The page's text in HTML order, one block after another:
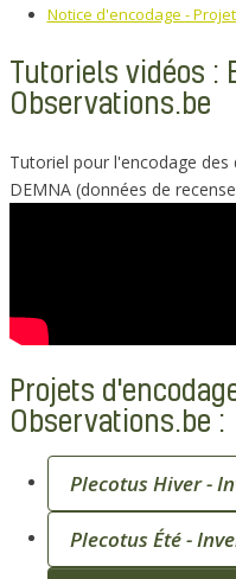
Notice d'encodage -
Tutoriels vidéos :
Observations.be
Tutoriel pour l'encodage
DEMNA (données de
Projets
Observations.be :
Plecotus Hiver -
Plecotus Été -